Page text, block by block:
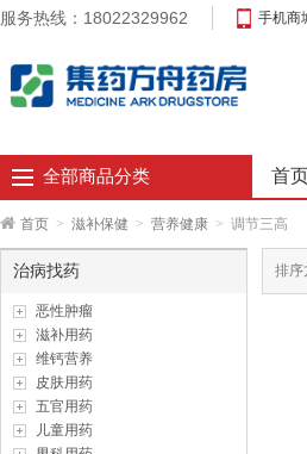
服务热线：18022329962 手机商
全部商品分类 首
首页 > 滋补保健 > 营养健康 > 调节三高
治病找药
恶性肿瘤
滋补用药
维钙营养
皮肤用药
五官用药
儿童用药
排序